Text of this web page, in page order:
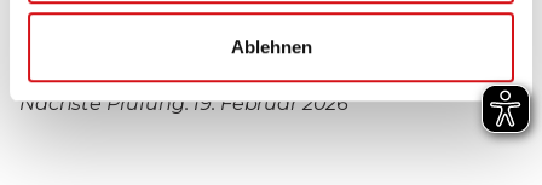
Ablehnen
Stand der Barrierefreiheit:
Geprüft am 12. Februar 2026
Nächste Prüfung: 19. Februar 2026